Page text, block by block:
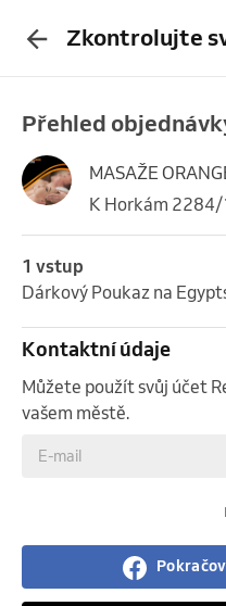
Zkontrolujte
Přehled
MASAŽE
K Horkám 2284/
1 vstup
Dárkový Poukaz na
Kontaktní údaje
Můžete použít svůj účet
vašem městě.